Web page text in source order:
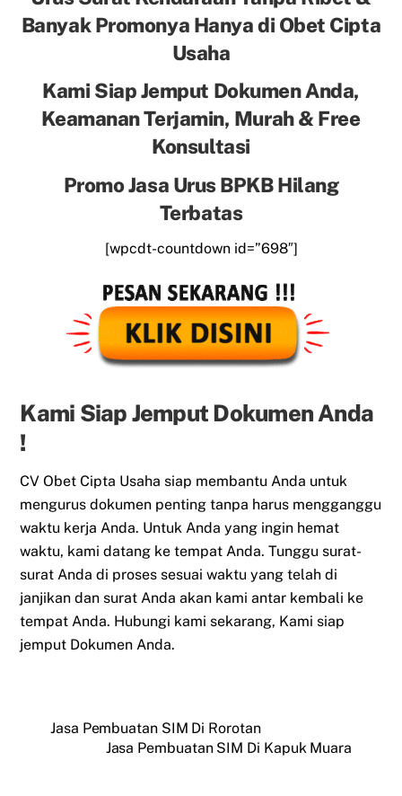
Banyak Promonya Hanya di Obet Cipta
Usaha
Kami Siap Jemput Dokumen Anda,
Keamanan Terjamin, Murah & Free
Konsultasi
Promo Jasa Urus BPKB Hilang
Terbatas
[wpcdt-countdown id=”698″]
Kami Siap Jemput Dokumen Anda
!
CV Obet Cipta Usaha siap membantu Anda untuk
mengurus dokumen penting tanpa harus mengganggu
waktu kerja Anda. Untuk Anda yang ingin hemat
waktu, kami datang ke tempat Anda. Tunggu surat-
surat Anda di proses sesuai waktu yang telah di
janjikan dan surat Anda akan kami antar kembali ke
tempat Anda. Hubungi kami sekarang, Kami siap
jemput Dokumen Anda.
Jasa Pembuatan SIM Di Rorotan
Jasa Pembuatan SIM Di Kapuk Muara